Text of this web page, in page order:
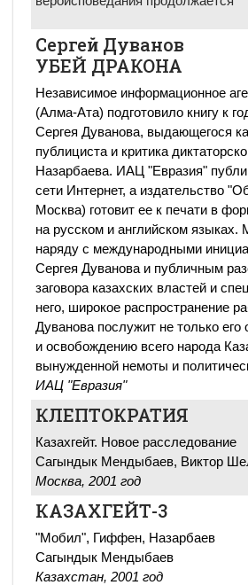
Сергей Дуванов
УБЕЙ ДРАКОНА
Независимое информационное
(Алма-Ата) подготовило книгу к
Сергея Дуванова, выдающегося
публициста и критика
Назарбаева. ИАЦ "Евразия"
сети Интернет, а издательство
Москва) готовит ее к печати в
на русском и английском
наряду с международными
Сергея Дуванова и публичным
заговора казахских властей и
него, широкое распространение
Дуванова послужит не только
и освобождению всего народа
вынужденной немоты и
ИАЦ "Евразия"
КЛЕПТОКРАТИЯ
Казахгейт. Новое расследование
Сагындык Мендыбаев, Виктор
Москва, 2001 год
КАЗАХГЕЙТ-3
"Мобил", Гиффен, Назарбаев
Сагындык Мендыбаев
Казахстан, 2001 год